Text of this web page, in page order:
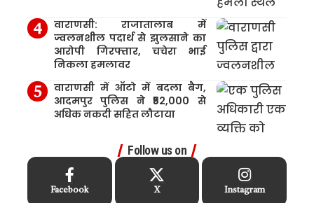
वाराणसी: राजातालाब में
ज्वलनशील पदार्थ से झुलसाने का
आरोपी गिरफ्तार, चचेरा भाई
निकला हमलावर
वाराणसी में ऑटो में बदला बैग,
आदमपुर पुलिस ने ₹52,000 से
अधिक नकदी सहित लौटाया
Follow us on
Facebook X Instagram